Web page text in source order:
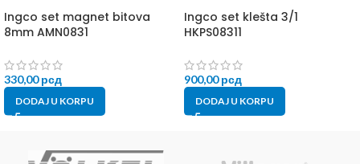
Ingco set magnet bitova
8mm AMN0831
330,00рсд
DODAJ U KORPU
Ingco set klešta 3/1
HKPS08311
900,00рсд
DODAJ U KORPU